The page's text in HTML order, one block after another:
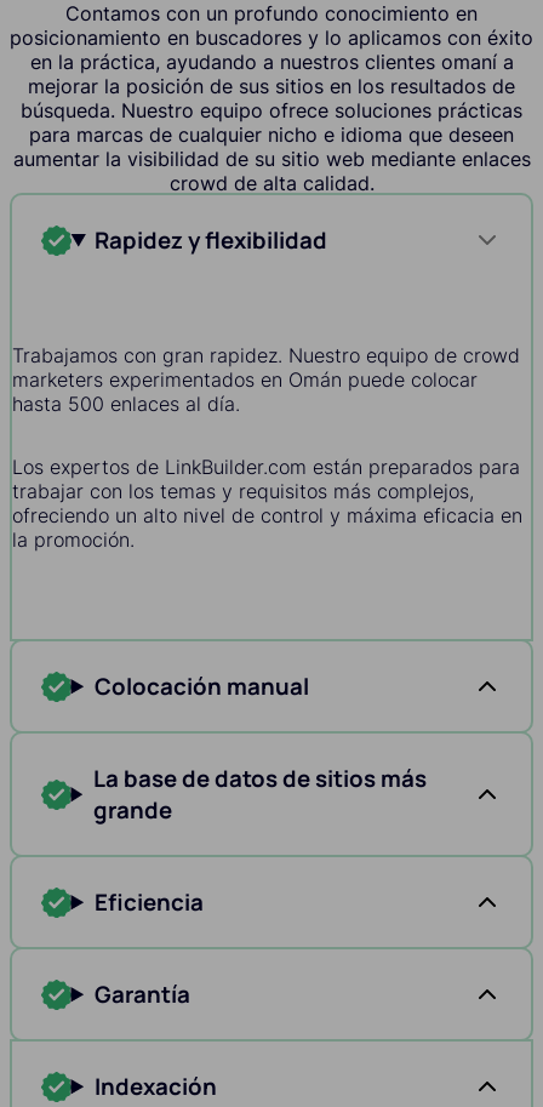
Contamos con un profundo conocimiento en
posicionamiento en buscadores y lo aplicamos con éxito
en la práctica, ayudando a nuestros clientes omaní a
mejorar la posición de sus sitios en los resultados de
búsqueda. Nuestro equipo ofrece soluciones prácticas
para marcas de cualquier nicho e idioma que deseen
aumentar la visibilidad de su sitio web mediante enlaces
crowd de alta calidad.
Rapidez y flexibilidad
Trabajamos con gran rapidez. Nuestro equipo de crowd
marketers experimentados en Omán puede colocar
hasta 500 enlaces al día.
Los expertos de LinkBuilder.com están preparados para
trabajar con los temas y requisitos más complejos,
ofreciendo un alto nivel de control y máxima eficacia en
la promoción.
Colocación manual
La base de datos de sitios más
grande
Eficiencia
Garantía
Indexación